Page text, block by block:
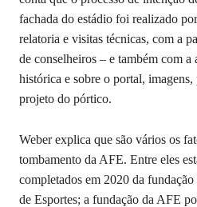
fachada do estádio foi realizado
relatoria e visitas técnicas, com a
de conselheiros – e também com a
histórica e sobre o portal,
projeto do pórtico.
Weber explica que são vários os
tombamento da AFE. Entre eles
completados em 2020 da
de Esportes; a fundação da AFE